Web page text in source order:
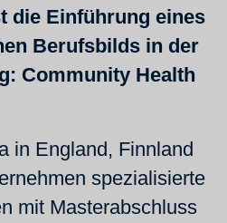
die Einführung eines
Berufsbilds in der
Community Health
in England, Finnland
spezialisierte
mit Masterabschluss